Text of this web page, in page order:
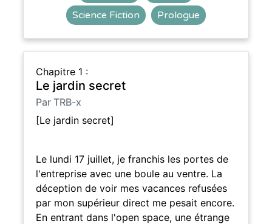
Science Fiction
Prologue
Chapitre 1 :
Le jardin secret
Par TRB-x
[Le jardin secret]
Le lundi 17 juillet, je franchis les portes de
l'entreprise avec une boule au ventre. La
déception de voir mes vacances refusées
par mon supérieur direct me pesait encore.
En entrant dans l'open space, une étrange